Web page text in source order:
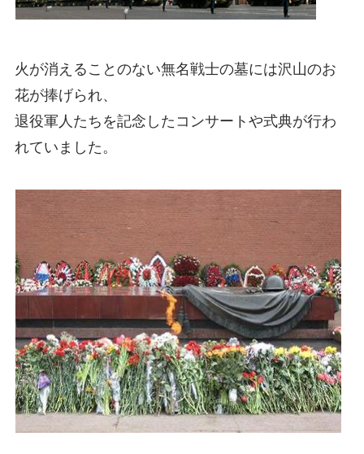
火が消えることのない無名戦士の墓には沢山のお
花が捧げられ、
退役軍人たちを記念したコンサートや式典が行わ
れていました。